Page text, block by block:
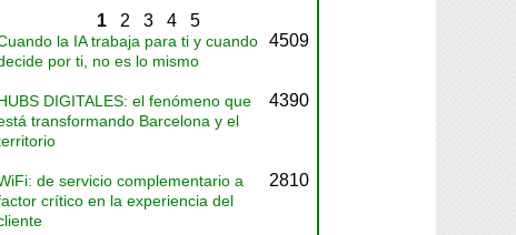
1 2 3 4 5
la IA trabaja para ti y cuando
por ti, no es lo mismo
4509
DIGITALES: el fenómeno que
transformando Barcelona y el
4390
de servicio complementario a
crítico en la experiencia del
2810